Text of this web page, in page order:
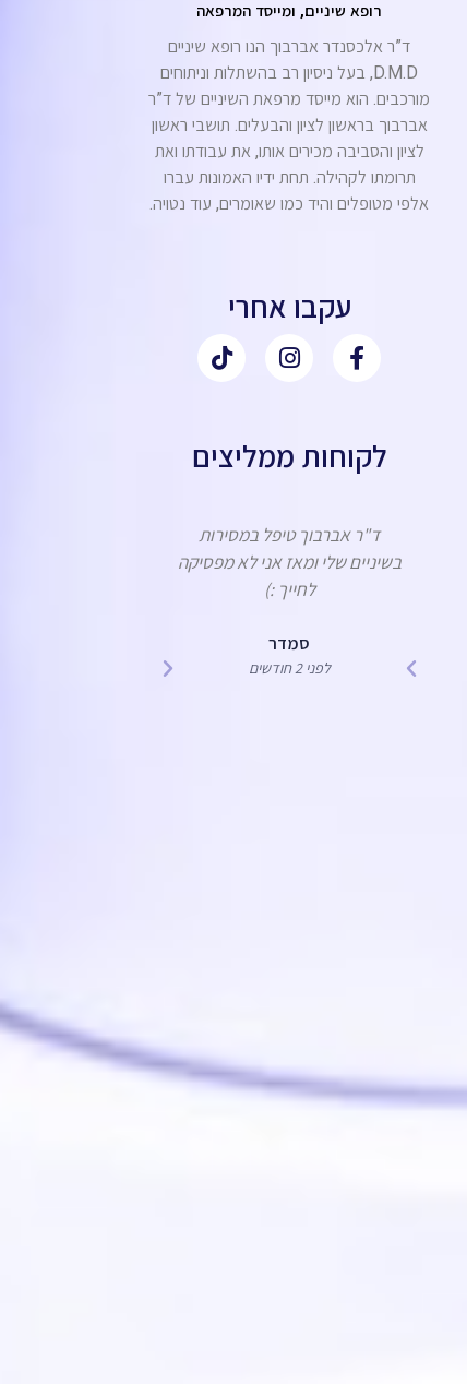
רופא שיניים, ומייסד המרפאה
ד”ר אלכסנדר אברבוך הנו רופא שיניים
D.M.D, בעל ניסיון רב בהשתלות וניתוחים
מורכבים. הוא מייסד מרפאת השיניים של ד”ר
אברבוך בראשון לציון והבעלים. תושבי ראשון
לציון והסביבה מכירים אותו, את עבודתו ואת
תרומתו לקהילה. תחת ידיו האמונות עברו
אלפי מטופלים והיד כמו שאומרים, עוד נטויה.
עקבו אחרי
לקוחות ממליצים
ד"ר אברבוך טיפל במסירות
בשיניים שלי ומאז אני לא מפסיקה
לחייך :)
סמדר
לפני 2 חודשים